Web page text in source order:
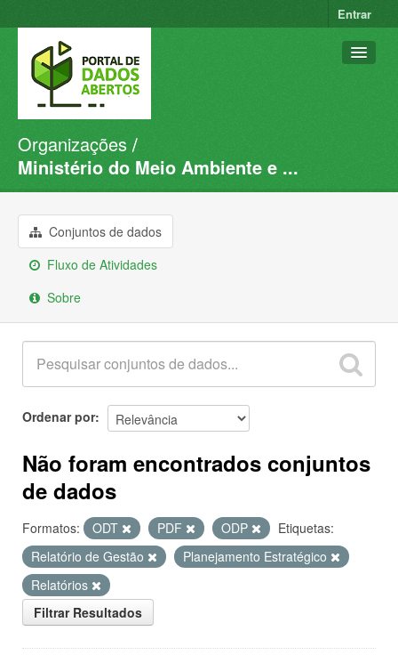
Entrar
Conjuntos de dados
Organizações
Sobre
Organizações
Ministério do Meio Ambiente e ...
Conjuntos de dados
Fluxo de Atividades
Sobre
Ordenar por
Não foram encontrados conjuntos
de dados
Formatos: ODT PDF ODP
Etiquetas:
Relatório de Gestão
Planejamento Estratégico
Relatórios
Filtrar Resultados